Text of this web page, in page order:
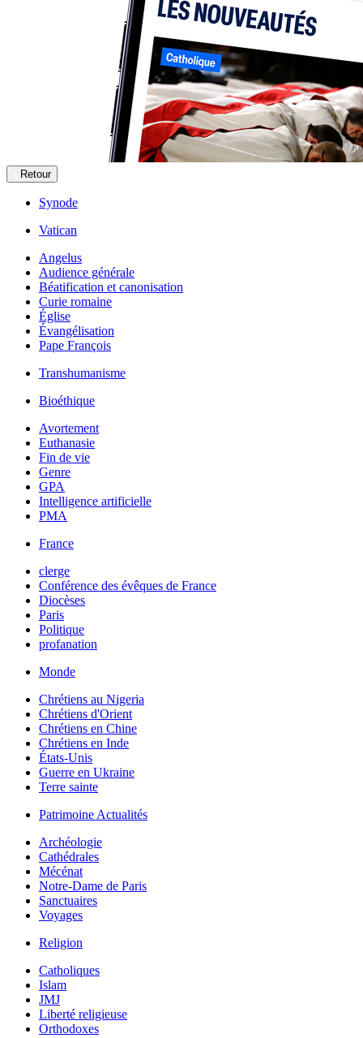
Retour
Synode
Vatican
Angelus
Audience générale
Béatification et canonisation
Curie romaine
Église
Évangélisation
Pape François
Transhumanisme
Bioéthique
Avortement
Euthanasie
Fin de vie
Genre
GPA
Intelligence artificielle
PMA
France
clerge
Conférence des évêques de France
Diocèses
Paris
Politique
profanation
Monde
Chrétiens au Nigeria
Chrétiens d'Orient
Chrétiens en Chine
Chrétiens en Inde
États-Unis
Guerre en Ukraine
Terre sainte
Patrimoine Actualités
Archéologie
Cathédrales
Mécénat
Notre-Dame de Paris
Sanctuaires
Voyages
Religion
Catholiques
Islam
JMJ
Liberté religieuse
Orthodoxes